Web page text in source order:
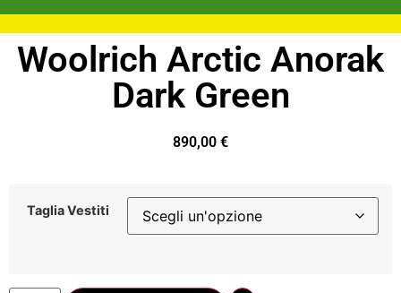
Woolrich Arctic Anorak
Dark Green
890,00 €
Taglia Vestiti